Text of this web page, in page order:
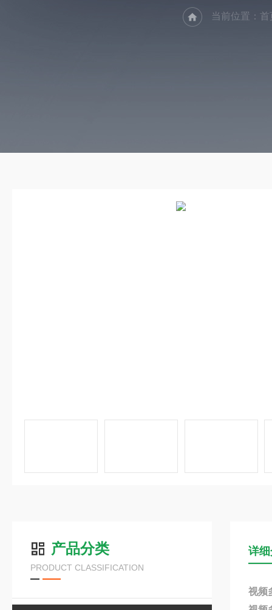
当前位置： 首
产品分类
PRODUCT CLASSIFICATION
详
视频